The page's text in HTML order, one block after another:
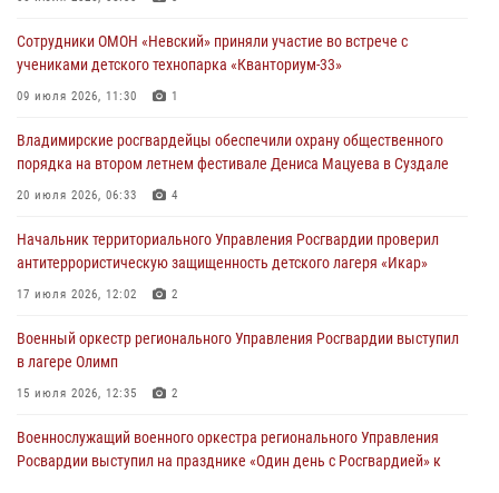
20 июля 2026, 06:33 4
Военнослужащий военного оркестра регионального Управления
105-летию Центрального округа
19 июля 2026, 11:17 7
антитеррористическую защищенность детского лагеря «Икар»
17 июля 2026, 12:02 2
в лагере Олимп
15 июля 2026, 12:35
Сотрудники ОМОН «Невский» приняли участие во встрече с
учениками детского технопарка «Кванториум-33»
09 июля 2026, 11:30 1
Владимирские росгвардейцы обеспечили охрану общественного
порядка на втором летнем фестивале Дениса Мацуева в Суздале
20 июля 2026, 06:33 4
Начальник территориального Управления Росгвардии проверил
антитеррористическую защищенность детского лагеря «Икар»
17 июля 2026, 12:02 2
Военный оркестр регионального Управления Росгвардии выступил
в лагере Олимп
15 июля 2026, 12:35 2
Военнослужащий военного оркестра регионального Управления
Росвардии выступил на празднике «Один день с Росгвардией» к